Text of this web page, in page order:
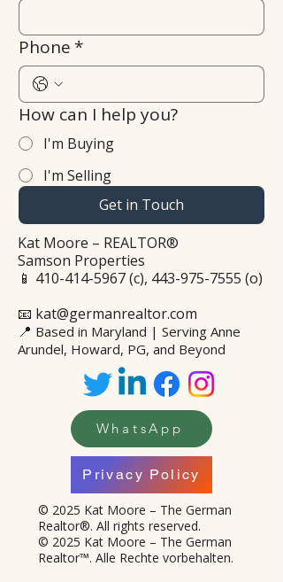
Phone *
How can I help you?
I'm Buying
I'm Selling
Get in Touch
Kat Moore – REALTOR®
Samson Properties
📱 410-414-5967(c), 443-975-7555 (o)
📧 kat@germanrealtor.com
📍 Based in Maryland | Serving Anne
Arundel, Howard, PG, and Beyond
WhatsApp
Privacy Policy
© 2025 Kat Moore – The German
Realtor®. All rights reserved.
© 2025 Kat Moore – The German
Realtor™. Alle Rechte vorbehalten.